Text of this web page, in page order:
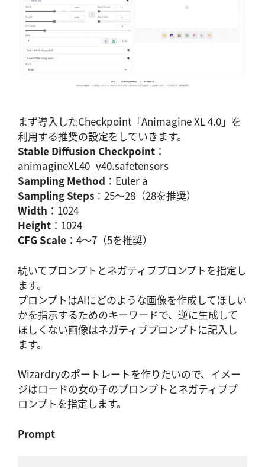
まず導入したCheckpoint「Animagine XL 4.0」を
利用する推奨の設定をしていきます。
Stable Diffusion Checkpoint ：
animagineXL40_v40.safetensors
Sampling Method ：Euler a
Sampling Steps ：25～28（28を推奨）
Width ：1024
Height ：1024
CFG Scale ：4～7（5を推奨）
続いてプロンプトとネガティブプロンプトを指定し
ます。
プロンプトはAIにどのような画像を作成してほしい
かを指示するためのキーワードで、逆に生成して
ほしくない画像はネガティブプロンプトに記入し
ます。
Wizardryのポートレートを作りたいので、イメー
ジはロードの女の子のプロンプトとネガティブプ
ロンプトを指定します。
Prompt